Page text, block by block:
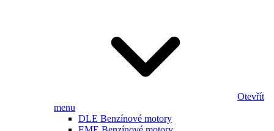
Otevřít
menu
DLE Benzínové motory